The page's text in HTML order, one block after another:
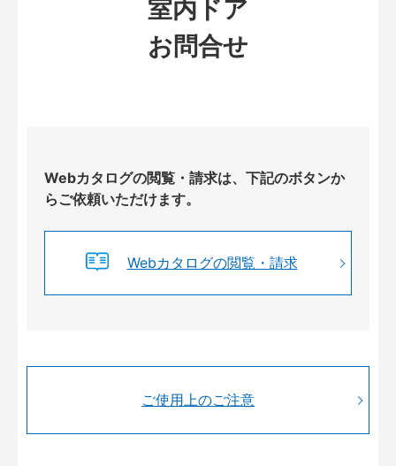
室内ドア
お問合せ
Webカタログの閲覧・請求は、下記のボタンか
らご依頼いただけます。
Webカタログの閲覧・請求
ご使用上のご注意